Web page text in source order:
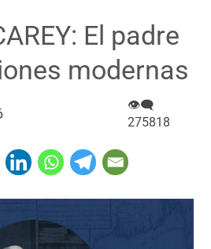
El padre
modernas
👁‍🗨
275818